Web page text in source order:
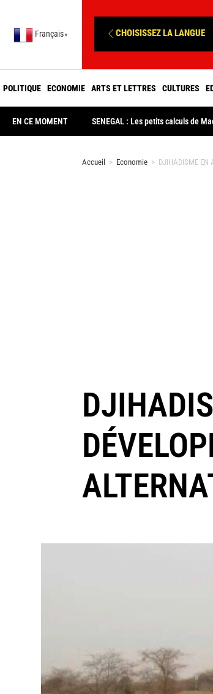
Français ▼ CHOISISSEZ LA LANGUE
POLITIQUE ECONOMIE ARTS ET LETTRES CULTURES
EN CE MOMENT SENEGAL : Les petits calculs de
Accueil > Economie > DJIHADISME